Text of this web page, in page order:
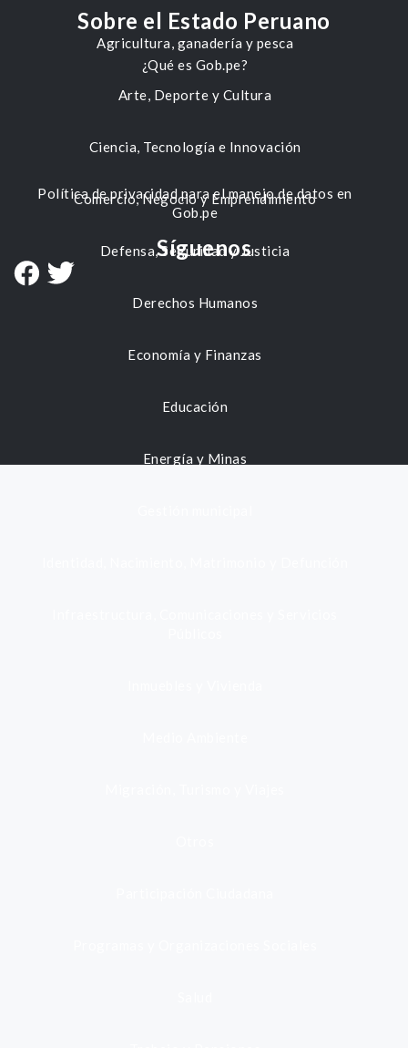
Agricultura, ganadería y pesca
Arte, Deporte y Cultura
Ciencia, Tecnología e Innovación
Comercio, Negocio y Emprendimiento
Defensa, Seguridad y Justicia
Derechos Humanos
Economía y Finanzas
Educación
Energía y Minas
Sobre el Estado Peruano
¿Qué es Gob.pe?
Política de privacidad para el manejo de datos en
Gob.pe
Síguenos